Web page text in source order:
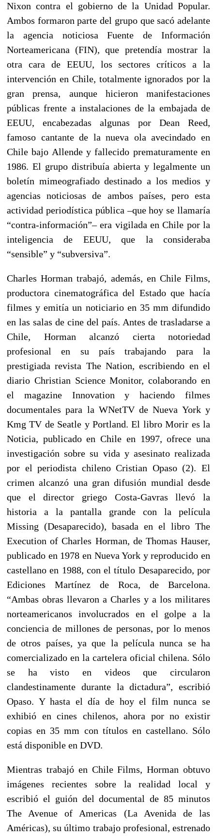
Nixon contra el gobierno de la Unidad Popular.
Ambos formaron parte del grupo que sacó adelante
la agencia noticiosa Fuente de Información
Norteamericana (FIN), que pretendía mostrar la
otra cara de EEUU, los sectores críticos a la
intervención en Chile, totalmente ignorados por la
gran prensa, aunque hicieron manifestaciones
públicas frente a instalaciones de la embajada de
EEUU, encabezadas algunas por Dean Reed,
famoso cantante de la nueva ola avecindado en
Chile bajo Allende y fallecido prematuramente en
1986. El grupo distribuía abierta y legalmente un
boletín mimeografiado destinado a los medios y
agencias noticiosas de ambos países, pero esta
actividad periodística pública –que hoy se llamaría
“contra-información”– era vigilada en Chile por la
inteligencia de EEUU, que la consideraba
“sensible” y “subversiva”.
Charles Horman trabajó, además, en Chile Films,
productora cinematográfica del Estado que hacía
filmes y emitía un noticiario en 35 mm difundido
en las salas de cine del país. Antes de trasladarse a
Chile, Horman alcanzó cierta notoriedad
profesional en su país trabajando para la
prestigiada revista The Nation, escribiendo en el
diario Christian Science Monitor, colaborando en
el magazine Innovation y haciendo filmes
documentales para la WNetTV de Nueva York y
Kmg TV de Seatle y Portland. El libro Morir es la
Noticia, publicado en Chile en 1997, ofrece una
investigación sobre su vida y asesinato realizada
por el periodista chileno Cristian Opaso (2). El
crimen alcanzó una gran difusión mundial desde
que el director griego Costa-Gavras llevó la
historia a la pantalla grande con la película
Missing (Desaparecido), basada en el libro The
Execution of Charles Horman, de Thomas Hauser,
publicado en 1978 en Nueva York y reproducido en
castellano en 1988, con el título Desaparecido, por
Ediciones Martínez de Roca, de Barcelona.
“Ambas obras llevaron a Charles y a los militares
norteamericanos involucrados en el golpe a la
conciencia de millones de personas, por lo menos
de otros países, ya que la película nunca se ha
comercializado en la cartelera oficial chilena. Sólo
se ha visto en videos que circularon
clandestinamente durante la dictadura”, escribió
Opaso. Y hasta el día de hoy el film nunca se
exhibió en cines chilenos, ahora por no existir
copias en 35 mm con títulos en castellano. Sólo
está disponible en DVD.
Mientras trabajó en Chile Films, Horman obtuvo
imágenes recientes sobre la realidad local y
escribió el guión del documental de 85 minutos
The Avenue of Americas (La Avenida de las
Américas), su último trabajo profesional, estrenado